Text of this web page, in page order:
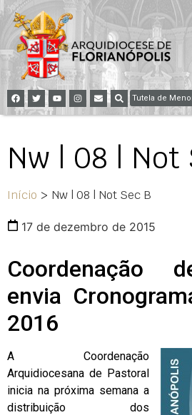
Tutela de
Nw | 08 | Not
Início > Nw | 08 | Not Sec B
17 de dezembro de 2015
Coordenação
envia
2016
A Coordenação
Arquidiocesana de Pastoral
inicia na próxima semana a
distribuição dos